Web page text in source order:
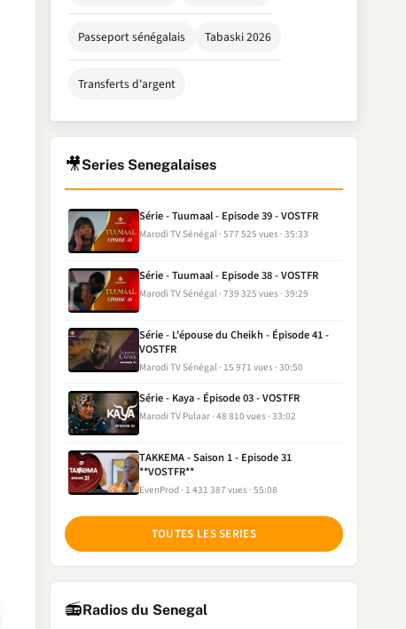
Passeport sénégalais Tabaski 2026
Transferts d'argent
🎥Series Senegalaises
Série - Tuumaal - Episode 39 - VOSTFR
Marodi TV Sénégal 577 525 vues 35:33
Série - Tuumaal - Episode 38 - VOSTFR
Marodi TV Sénégal 739 325 vues 39:29
Série - L'épouse du Cheikh - Épisode 41 -
VOSTFR
Marodi TV Sénégal 15 971 vues 30:50
Série - Kaya - Épisode 03 - VOSTFR
Marodi TV Pulaar 48 810 vues 33:02
TAKKEMA - Saison 1 - Episode 31
**VOSTFR**
EvenProd 1 431 387 vues 55:08
TOUTES LES SERIES
📻Radios du Senegal